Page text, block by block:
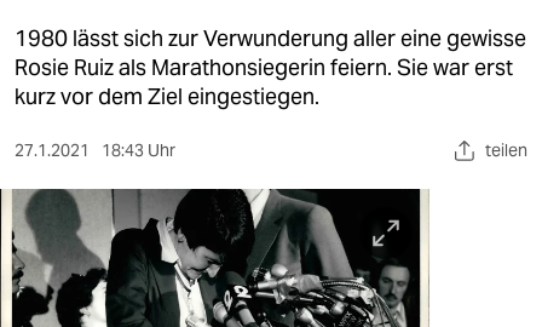
kultur
sport
nord
wahrheit
verlag
1980 lässt sich zur Verwunderung aller eine gewisse
Rosie Ruiz als Marathonsiegerin feiern. Sie war erst
kurz vor dem Ziel eingestiegen.
27.1.2021 18:43 Uhr teilen